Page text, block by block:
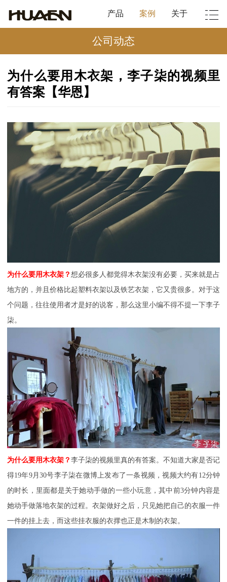
产品 案例 关于
公司动态
为什么要用木衣架，李子柒的视频里
有答案【华恩】
为什么要用木衣架？ 想必很多人都觉得木衣架没有必要，买来就是占
地方的，并且价格比起塑料衣架以及铁艺衣架，它又贵很多。对于这
个问题，往往使用者才是好的说客，那么这里小编不得不提一下李子
柒。
为什么要用木衣架？ 李子柒的视频里真的有答案。不知道大家是否记
得19年9月30号李子柒在微博上发布了一条视频，视频大约有12分钟
的时长，里面都是关于她动手做的一些小玩意，其中前3分钟内容是
她动手做落地衣架的过程。衣架做好之后，只见她把自己的衣服一件
一件的挂上去，而这些挂衣服的衣撑也正是木制的衣架。